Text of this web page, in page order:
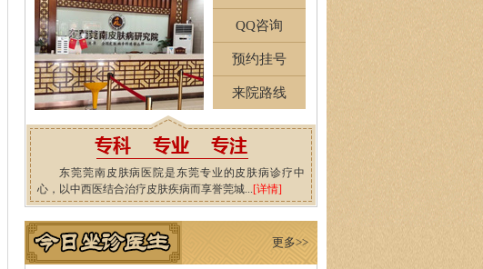
QQ咨询
预约挂号
来院路线
东莞莞南皮肤病医院是东莞专业的皮肤病诊疗中
心，以中西医结合治疗皮肤疾病而享誉莞城...[详情]
更多>>